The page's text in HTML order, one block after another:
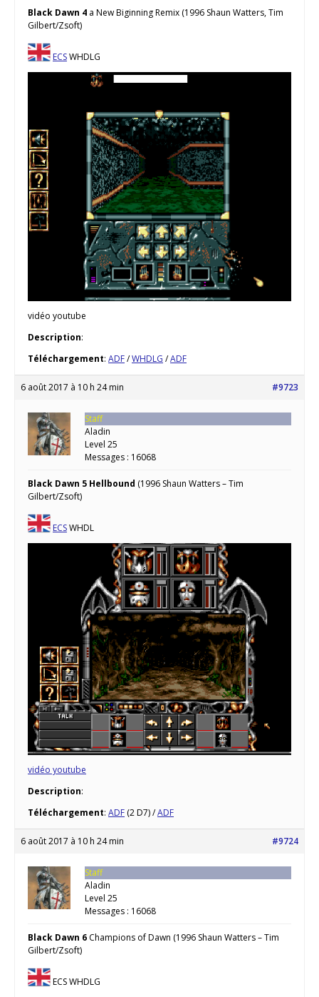
Black Dawn 4 a New Biginning Remix (1996 Shaun Watters, Tim
Gilbert/Zsoft)
ECSWHDLG
vidéo youtube
Description:
Téléchargement: ADF/WHDLG /ADF
6 août 2017 à 10 h 24 min #9723
Staff
Aladin
Level 25
Messages : 16068
Black Dawn 5 Hellbound (1996 Shaun Watters – Tim
Gilbert/Zsoft)
ECSWHDL
vidéo youtube
Description:
Téléchargement: ADF (2 D7) /ADF
6 août 2017 à 10 h 24 min #9724
Staff
Aladin
Level 25
Messages : 16068
Black Dawn 6 Champions of Dawn (1996 Shaun Watters – Tim
Gilbert/Zsoft)
ECS WHDLG